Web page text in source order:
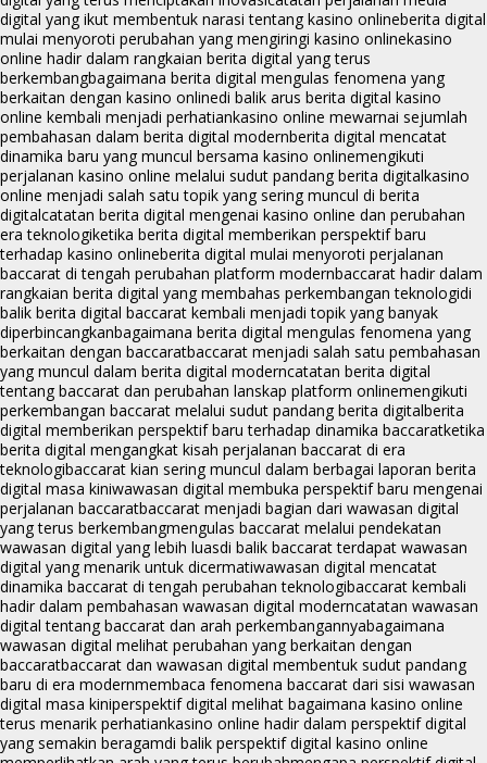
digital yang ikut membentuk narasi tentang kasino onlineberita digital
mulai menyoroti perubahan yang mengiringi kasino onlinekasino
online hadir dalam rangkaian berita digital yang terus
berkembangbagaimana berita digital mengulas fenomena yang
berkaitan dengan kasino onlinedi balik arus berita digital kasino
online kembali menjadi perhatiankasino online mewarnai sejumlah
pembahasan dalam berita digital modernberita digital mencatat
dinamika baru yang muncul bersama kasino onlinemengikuti
perjalanan kasino online melalui sudut pandang berita digitalkasino
online menjadi salah satu topik yang sering muncul di berita
digitalcatatan berita digital mengenai kasino online dan perubahan
era teknologiketika berita digital memberikan perspektif baru
terhadap kasino onlineberita digital mulai menyoroti perjalanan
baccarat di tengah perubahan platform modernbaccarat hadir dalam
rangkaian berita digital yang membahas perkembangan teknologidi
balik berita digital baccarat kembali menjadi topik yang banyak
diperbincangkanbagaimana berita digital mengulas fenomena yang
berkaitan dengan baccaratbaccarat menjadi salah satu pembahasan
yang muncul dalam berita digital moderncatatan berita digital
tentang baccarat dan perubahan lanskap platform onlinemengikuti
perkembangan baccarat melalui sudut pandang berita digitalberita
digital memberikan perspektif baru terhadap dinamika baccaratketika
berita digital mengangkat kisah perjalanan baccarat di era
teknologibaccarat kian sering muncul dalam berbagai laporan berita
digital masa kiniwawasan digital membuka perspektif baru mengenai
perjalanan baccaratbaccarat menjadi bagian dari wawasan digital
yang terus berkembangmengulas baccarat melalui pendekatan
wawasan digital yang lebih luasdi balik baccarat terdapat wawasan
digital yang menarik untuk dicermatiwawasan digital mencatat
dinamika baccarat di tengah perubahan teknologibaccarat kembali
hadir dalam pembahasan wawasan digital moderncatatan wawasan
digital tentang baccarat dan arah perkembangannyabagaimana
wawasan digital melihat perubahan yang berkaitan dengan
baccaratbaccarat dan wawasan digital membentuk sudut pandang
baru di era modernmembaca fenomena baccarat dari sisi wawasan
digital masa kiniperspektif digital melihat bagaimana kasino online
terus menarik perhatiankasino online hadir dalam perspektif digital
yang semakin beragamdi balik perspektif digital kasino online